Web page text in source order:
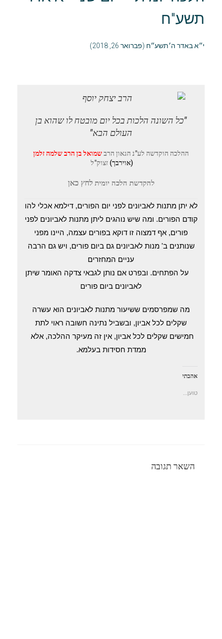
תשע"ח
י״א באדר ה׳תשע״ח (פברואר 26, 2018)
"כל השונה הלכות בכל יום מובטח לו שהוא בן
העולם הבא"
ההלכה הוקדשה לע"נ הגאון הרבשמואל בן הרב שלמה זלמן
(אוירבך)זצוק"ל
להקדשת הלכה יומיתלחץ כאן
לא יתן מתנות לאביונים לפני יום הפורים, דילמא אכלי להו
קודם הפורים. ומה שיש נוהגים ליתן מתנות לאביונים לפני
פורים, אף דמצוה זו דוקא בפורים עצמה, היינו מפני
שנותנים ב' מנות לאביונים גם ביום פורים, ויש גם הרבה
עניים המחזרים
על הפתחים. ובפרט אם נותן לגבאי צדקה האומר שיתן
לאביונים ביום פורים
מה שמפרסמים ששיעור מתנות לאביונים הוא עשרה
שקלים לכל אביון, ובשביל נתינה חשובה ראוי לתת
חמישים שקלים לכל אביון, אין זה מעיקר ההלכה, אלא
ממדת חסידות בעלמא.
אהבתי
טוען...
השאר תגובה